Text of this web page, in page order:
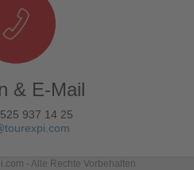
& E-Mail
937 14 25
- Alle Rechte Vorbehalten